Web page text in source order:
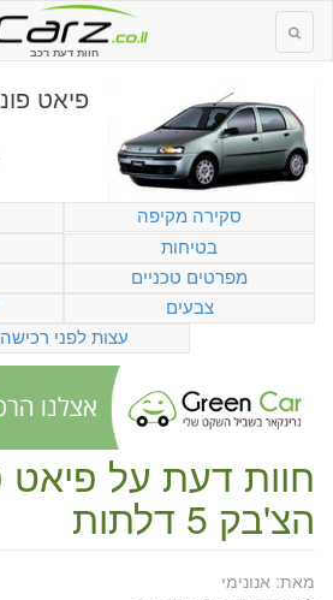
חוות דעת רכב
סקירה מקיפה
בטיחות
מפרטים טכניים
צבעים
עצות לפני רכישה
חוות דעת על
הצ'בק 5 דלתות
מאת: אנונימי